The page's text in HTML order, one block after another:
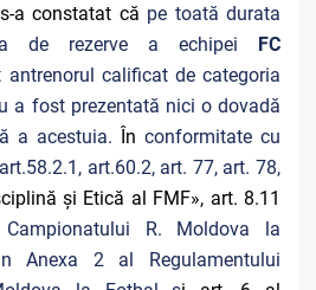
s-a constatat că pe toată durata
de rezerve a echipei FC
antrenorul calificat de categoria
a fost prezentată nici o dovadă
a acestuia. În conformitate cu
art.60.2, art. 77, art. 78,
și Etică al FMF», art. 8.11
Campionatului R. Moldova la
Anexa 2 al Regulamentului